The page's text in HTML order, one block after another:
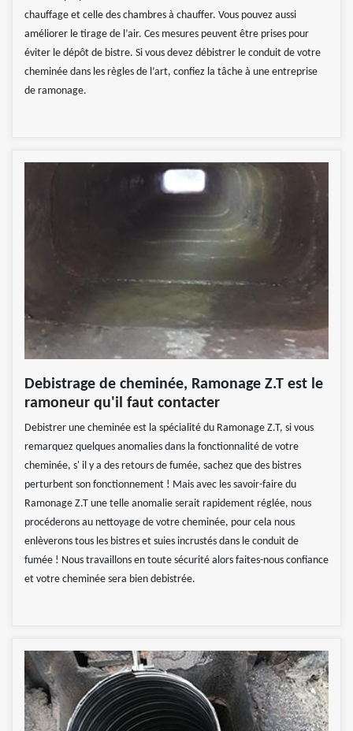
chauffage et celle des chambres à chauffer. Vous pouvez aussi
améliorer le tirage de l’air. Ces mesures peuvent être prises pour
éviter le dépôt de bistre. Si vous devez débistrer le conduit de votre
cheminée dans les règles de l’art, confiez la tâche à une entreprise
de ramonage.
Debistrage de cheminée, Ramonage Z.T est le
ramoneur qu'il faut contacter
Debistrer une cheminée est la spécialité du Ramonage Z.T, si vous
remarquez quelques anomalies dans la fonctionnalité de votre
cheminée, s' il y a des retours de fumée, sachez que des bistres
perturbent son fonctionnement ! Mais avec les savoir-faire du
Ramonage Z.T une telle anomalie serait rapidement réglée, nous
procéderons au nettoyage de votre cheminée, pour cela nous
enlèverons tous les bistres et suies incrustés dans le conduit de
fumée ! Nous travaillons en toute sécurité alors faites-nous confiance
et votre cheminée sera bien debistrée.